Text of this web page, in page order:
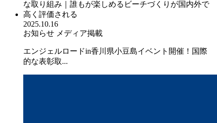
2025.10.16
お知らせ メディア掲載
エンジェルロードin香川県小豆島イベント開催！国際
的な表彰取...